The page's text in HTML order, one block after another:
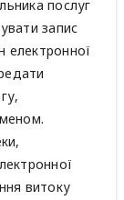
послуг
запис
витоку